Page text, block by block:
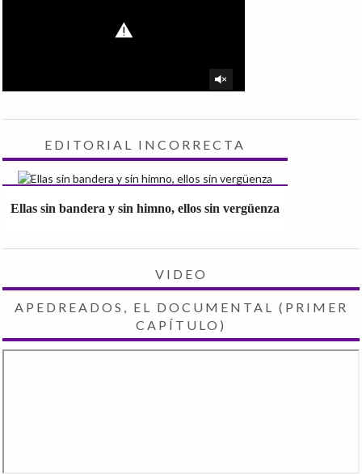
EDITORIAL INCORRECTA
Ellas sin bandera y sin himno, ellos sin vergüenza
VIDEO
APEDREADOS, EL DOCUMENTAL (PRIMER
CAPÍTULO)